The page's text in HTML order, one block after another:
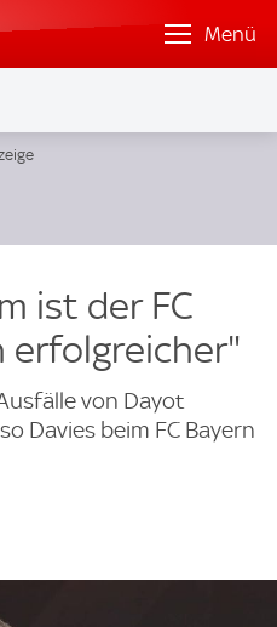
Menü
ist der FC
erfolgreicher"
von Dayot
Davies beim FC Bayern